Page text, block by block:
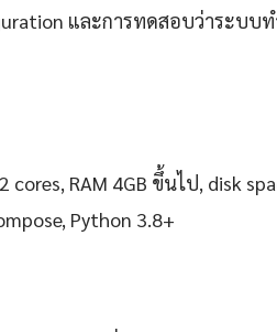
และการทดสอบว่าระบบท
RAM 4GB ขึ้นไป, disk
Python 3.8+